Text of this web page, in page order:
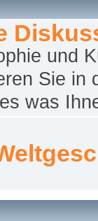
und
Sie in
was